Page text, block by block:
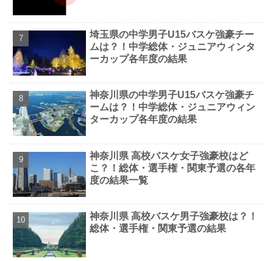
埼玉県の中学男子U15バスケ強豪チー
ムは？！中学総体・ジュニアウィンタ
ーカップ各年度の結果
神奈川県の中学男子U15バスケ強豪チ
ームは？！中学総体・ジュニアウィン
ターカップ各年度の結果
神奈川県 高校バスケ女子強豪校はど
こ？！総体・選手権・関東予選の各年
度の結果一覧
神奈川県 高校バスケ男子強豪校は？！
総体・選手権・関東予選の結果